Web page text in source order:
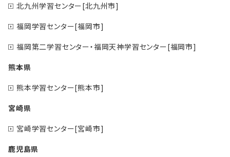
北九州学習センター[北九州市]
福岡学習センター[福岡市]
福岡第二学習センター・福岡天神学習センター[福岡市]
熊本県
熊本学習センター[熊本市]
宮崎県
宮崎学習センター[宮崎市]
鹿児島県